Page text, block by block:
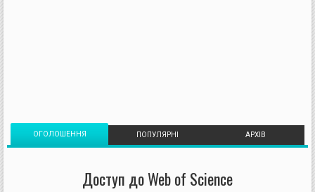
ОГОЛОШЕННЯ ПОПУЛЯРНІ АРХІВ
Доступ до Web of Science